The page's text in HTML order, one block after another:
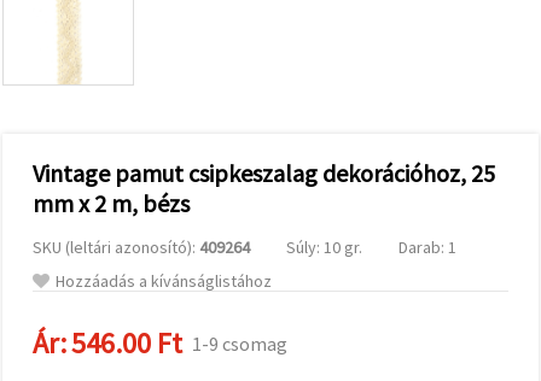
valamint
relevánsabb
tartalmat
hirdetéseket
analitikai és
marketingpartnereink
segítségével
Az "Összes
elfogadása"
gombra
elfogadhatja
az összes
Vintage pamut csipkeszalag dekorációhoz, 25
mm x 2 m, bézs
SKU (leltári azonosító): 409264 Súly: 10 gr.
Darab: 1
Hozzáadás a kívánságlistához
Ár:546.00 Ft 1-9 csomag